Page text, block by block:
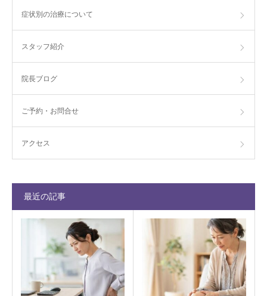
症状別の治療について
スタッフ紹介
院長ブログ
ご予約・お問合せ
アクセス
最近の記事